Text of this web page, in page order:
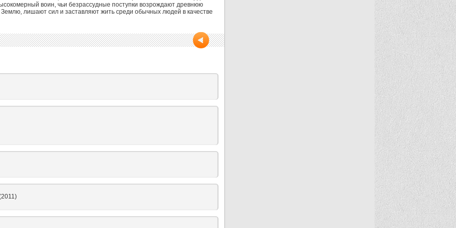
воин, чьи безрассудные поступки возрождают древнюю
лишают сил и заставляют жить среди обычных людей в качестве